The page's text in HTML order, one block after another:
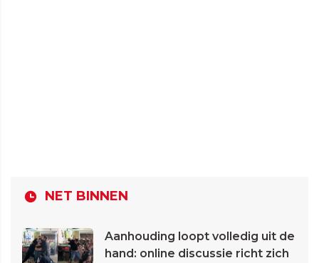
NET BINNEN
Aanhouding loopt volledig uit de
hand: online discussie richt zich